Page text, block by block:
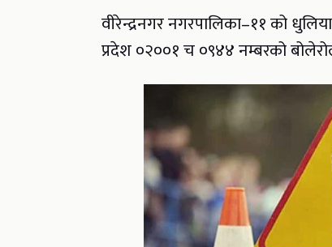
वीरेन्द्रनगर नगरपालिका–११ को
प्रदेश ०२००१ च ०९४४ नम्बरको